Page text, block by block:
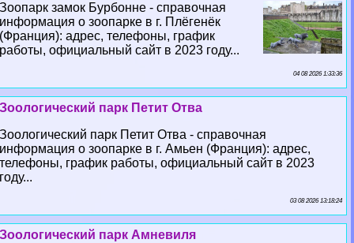
Зоопарк замок Бурбонне - справочная
информация о зоопарке в г. Плёгенёк
(Франция): адрес, телефоны, график
работы, официальный сайт в 2023 году...
04 08 2026 1:33:36
Зоологический парк Петит Отва
Зоологический парк Петит Отва - справочная
информация о зоопарке в г. Амьен (Франция): адрес,
телефоны, график работы, официальный сайт в 2023
году...
03 08 2026 13:18:24
Зоологический парк Амневиля